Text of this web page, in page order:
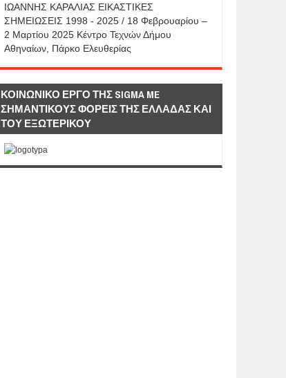
IΩΑΝΝΗΣ KAΡΑΛΙΑΣ ΕΙΚΑΣΤΙΚΕΣ
ΣΗΜΕΙΩΣΕΙΣ 1998 - 2025 / 18 Φεβρουαρίου –
2 Μαρτίου 2025 Κέντρο Τεχνών Δήμου
Αθηναίων, Πάρκο Ελευθερίας
ΚΟΙΝΩΝΙΚΟ ΕΡΓΟ ΤΗΣ SIGMA ME
ΣΗΜΑΝΤΙΚΟΥΣ ΦΟΡΕΙΣ ΤΗΣ ΕΛΛΑΔΑΣ ΚΑΙ
ΤΟΥ ΕΞΩΤΕΡΙΚΟΥ